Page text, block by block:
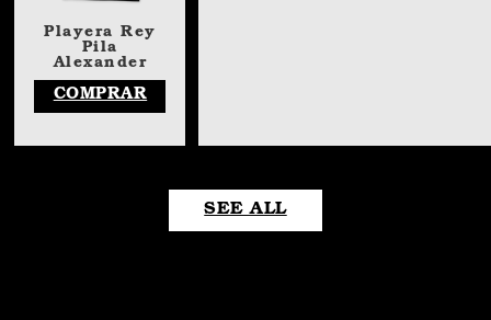
Playera Rey
Pila
Alexander
COMPRAR
SEE ALL